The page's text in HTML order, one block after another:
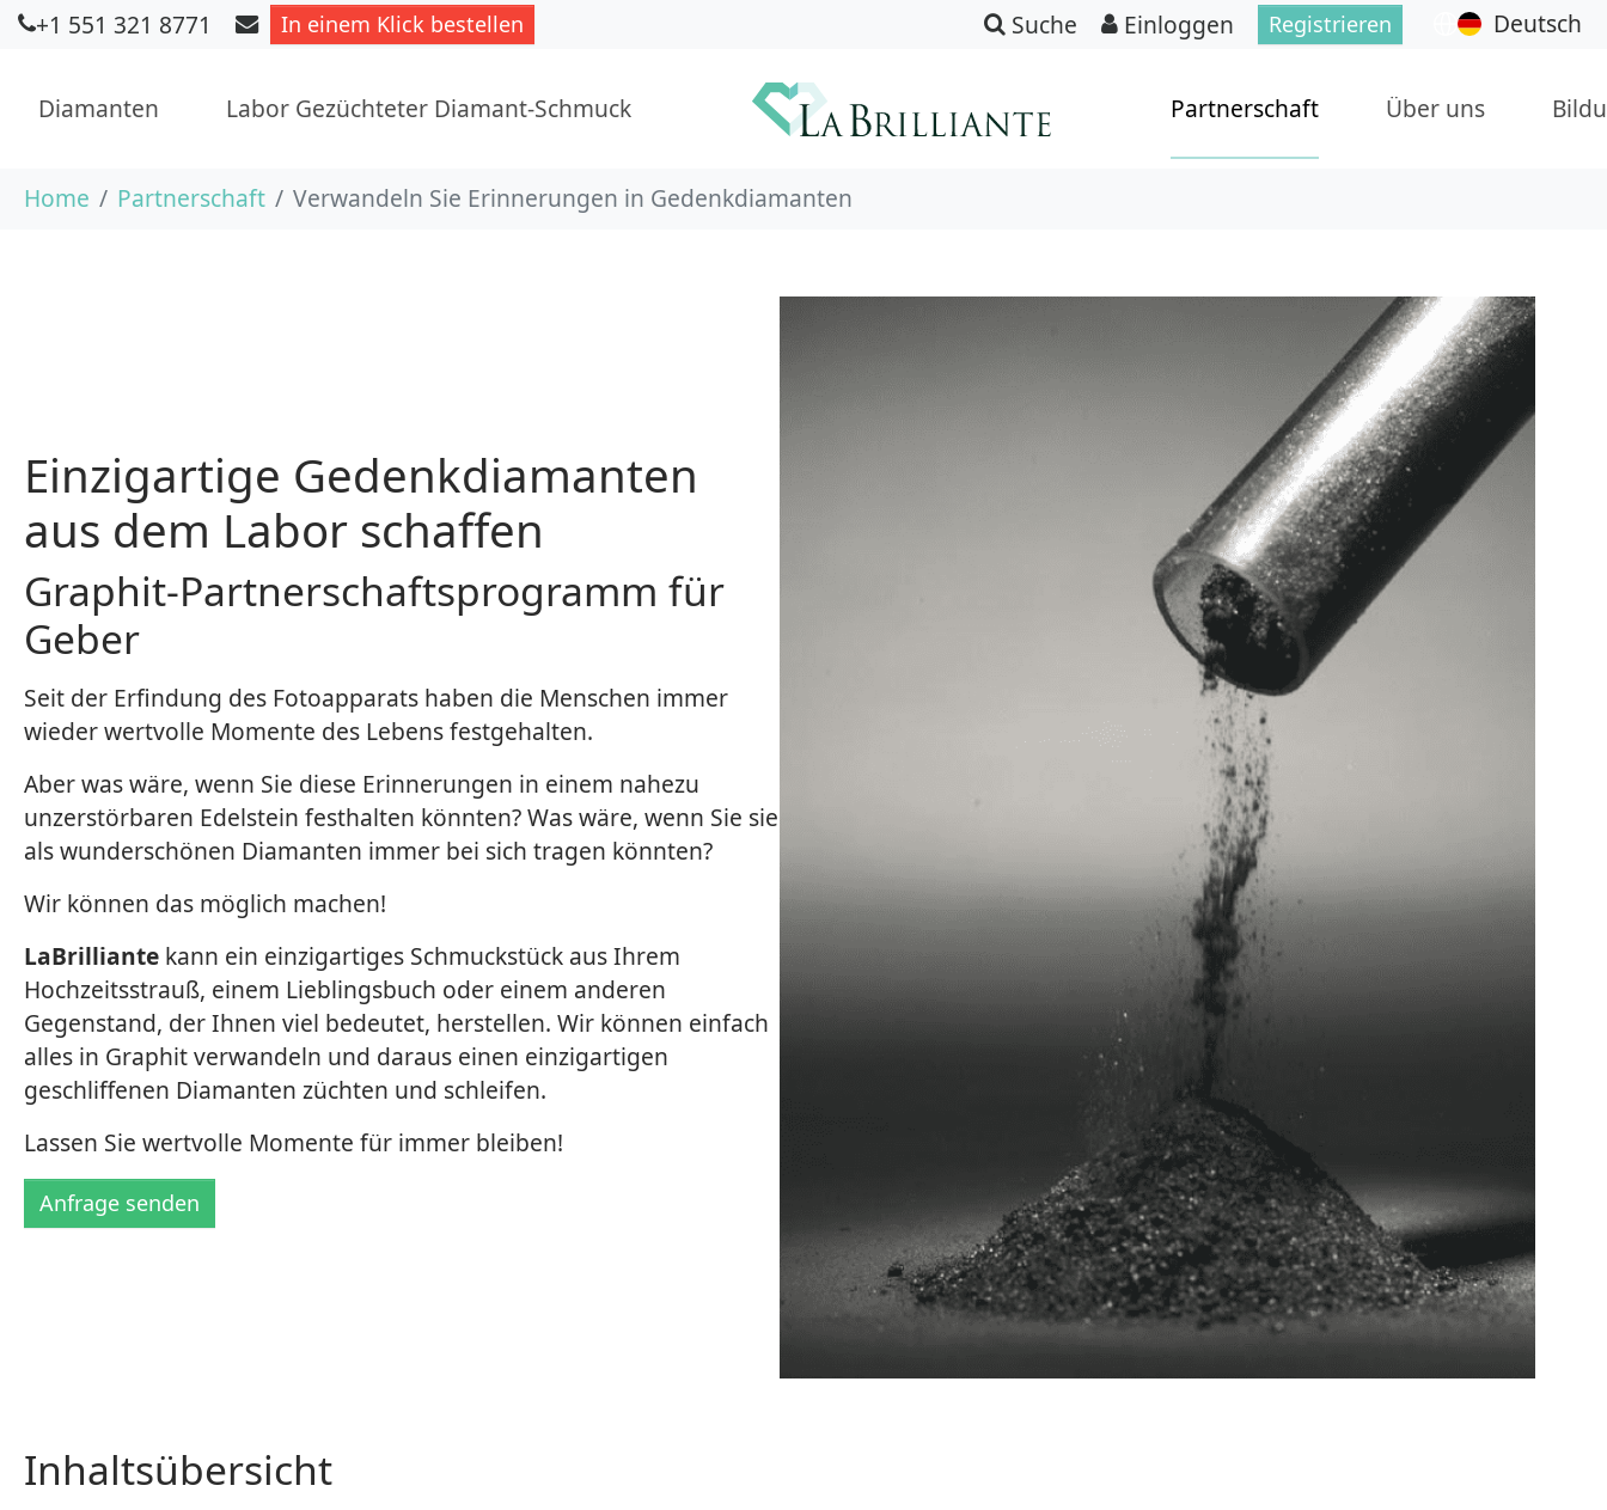
Skip to main content
+1 551 321 8771 In einem Klick bestellen Suche Einloggen Registrieren Deutsch
Diamanten Labor Gezüchteter Diamant-Schmuck Partnerschaft Über uns
You are here:
Home Partnerschaft Verwandeln Sie Erinnerungen in Gedenkdiamanten
Einzigartige Gedenkdiamanten
aus dem Labor schaffen
Graphit-Partnerschaftsprogramm für
Geber
Seit der Erfindung des Fotoapparats haben die Menschen immer
wieder wertvolle Momente des Lebens festgehalten.
Aber was wäre, wenn Sie diese Erinnerungen in einem nahezu
unzerstörbaren Edelstein festhalten könnten? Was wäre, wenn Sie sie
als wunderschönen Diamanten immer bei sich tragen könnten?
Wir können das möglich machen!
LaBrilliante kann ein einzigartiges Schmuckstück aus Ihrem
Hochzeitsstrauß, einem Lieblingsbuch oder einem anderen
Gegenstand, der Ihnen viel bedeutet, herstellen. Wir können einfach
alles in Graphit verwandeln und daraus einen einzigartigen
geschliffenen Diamanten züchten und schleifen.
Lassen Sie wertvolle Momente für immer bleiben!
Anfrage senden
Inhaltsübersicht